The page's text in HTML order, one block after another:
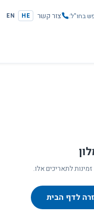
בחו"ל צור קשר HE
EN
לתאריכים אלו.
לדף הבית